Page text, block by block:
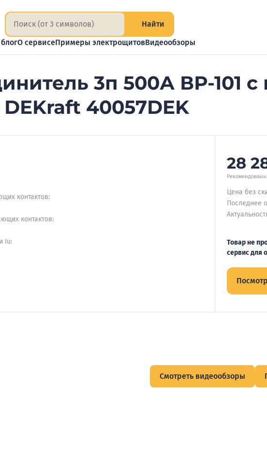
Найти
О сервисеПримеры электрощитовВидеообзоры
3п 500А ВР-101
40057DEK
контактов:
контактов:
Iu:
28
Цена без
Последнее
Товар не
сервис для
Смотреть видеообзоры